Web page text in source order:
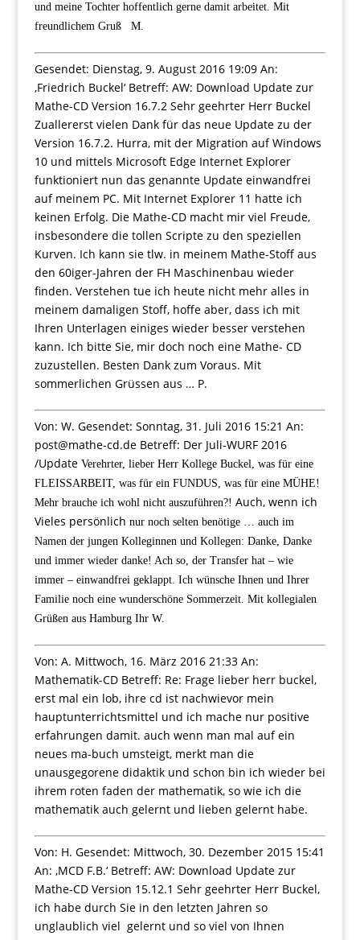
und meine Tochter hoffentlich gerne damit arbeitet. Mit
freundlichem Gruß M.
Gesendet: Dienstag, 9. August 2016 19:09 An:
‚Friedrich Buckel‘ Betreff: AW: Download Update zur
Mathe-CD Version 16.7.2 Sehr geehrter Herr Buckel
Zuallererst vielen Dank für das neue Update zu der
Version 16.7.2. Hurra, mit der Migration auf Windows
10 und mittels Microsoft Edge Internet Explorer
funktioniert nun das genannte Update einwandfrei
auf meinem PC. Mit Internet Explorer 11 hatte ich
keinen Erfolg. Die Mathe-CD macht mir viel Freude,
insbesondere die tollen Scripte zu den speziellen
Kurven. Ich kann sie tlw. in meinem Mathe-Stoff aus
den 60iger-Jahren der FH Maschinenbau wieder
finden. Verstehen tue ich heute nicht mehr alles in
meinem damaligen Stoff, hoffe aber, dass ich mit
Ihren Unterlagen einiges wieder besser verstehen
kann. Ich bitte Sie, mir doch noch eine Mathe- CD
zuzustellen. Besten Dank zum Voraus. Mit
sommerlichen Grüssen aus … P.
Von: W. Gesendet: Sonntag, 31. Juli 2016 15:21 An:
post@mathe-cd.de Betreff: Der Juli-WURF 2016
/Update Verehrter, lieber Herr Kollege Buckel, was für eine
FLEISSARBEIT, was für ein FUNDUS, was für eine MÜHE!
Mehr brauche ich wohl nicht auszuführen?! Auch, wenn ich
Vieles persönlich nur noch selten benötige … auch im
Namen der jungen Kolleginnen und Kollegen: Danke, Danke
und immer wieder danke! Ach so, der Transfer hat – wie
immer – einwandfrei geklappt. Ich wünsche Ihnen und Ihrer
Familie noch eine wunderschöne Sommerzeit. Mit kollegialen
Grüßen aus Hamburg Ihr W.
Von: A. Mittwoch, 16. März 2016 21:33 An:
Mathematik-CD Betreff: Re: Frage lieber herr buckel,
erst mal ein lob, ihre cd ist nachwievor mein
hauptunterrichtsmittel und ich mache nur positive
erfahrungen damit. auch wenn man mal auf ein
neues ma-buch umsteigt, merkt man die
unausgegorene didaktik und schon bin ich wieder bei
ihrem roten faden der mathematik, so wie ich die
mathematik auch gelernt und lieben gelernt habe.
Von: H. Gesendet: Mittwoch, 30. Dezember 2015 15:41
An: ‚MCD F.B.‘ Betreff: AW: Download Update zur
Mathe-CD Version 15.12.1 Sehr geehrter Herr Buckel,
ich habe durch Sie in den letzten Jahren so
unglaublich viel gelernt und so viel von Ihnen